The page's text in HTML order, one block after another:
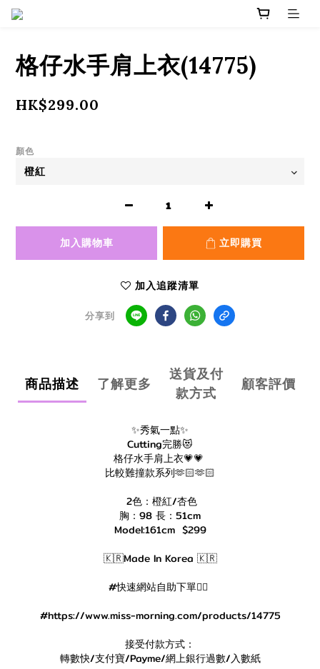
格仔水手肩上衣(14775)
HK$299.00
顏色
加入購物車 立即購買
加入追蹤清單
分享到
商品描述 了解更多
送貨及付
款方式
顧客評價
✨秀氣一點✨
Cutting完勝😻
格仔水手肩上衣💗💗
比較難撞款系列🫶🏻🫶🏻
2色：橙紅/杏色
胸：98 長：51cm
Model:161cm $299
🇰🇷Made In Korea 🇰🇷
#快速網站自助下單👇🏻
#https://www.miss-morning.com/products/14775
接受付款方式：
轉數快/支付寶/Payme/網上銀行過數/入數紙